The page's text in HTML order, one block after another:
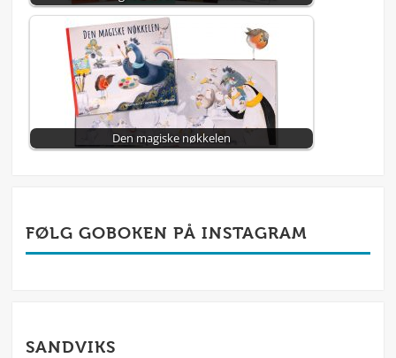
Den magiske nøkkelen
FØLG GOBOKEN PÅ INSTAGRAM
SANDVIKS